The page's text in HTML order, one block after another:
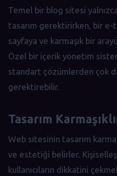
Temel bir blog sitesi
tasarım gerektirirken, bir
sayfaya ve karmaşık bir
Özel bir içerik yönetim
standart çözümlerden çok
gerektirebilir.
Tasarım
Web sitesinin tasarım
ve estetiği belirler.
kullanıcıların dikkatini